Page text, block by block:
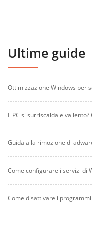
Ultime guide
Ottimizzazione Windows per
Il PC si surriscalda e va
Guida alla rimozione di
Come configurare i servizi di
Come disattivare i